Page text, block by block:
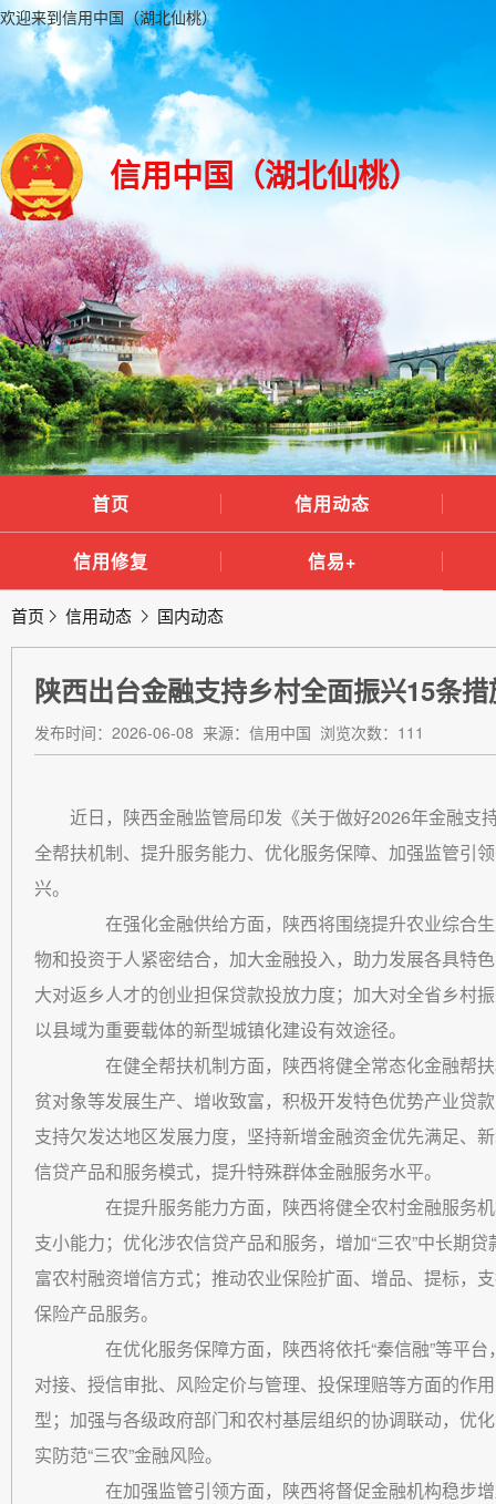
欢迎来到信用中国（湖北仙桃）
信用中国（湖北仙桃）
首页 信用动态
信用修复 信易+
首页 信用动态 国内动态
陕西出台金融支持乡村全面振兴15条措
发布时间：2026-06-08 来源：信用中国 浏览次数：111
近日，陕西金融监管局印发《关于做好2026年金融
全帮扶机制、提升服务能力、优化服务保障、加强监管引
兴。
在强化金融供给方面，陕西将围绕提升农业综合
物和投资于人紧密结合，加大金融投入，助力发展各具特
大对返乡人才的创业担保贷款投放力度；加大对全省乡村
以县域为重要载体的新型城镇化建设有效途径。
在健全帮扶机制方面，陕西将健全常态化金融帮
贫对象等发展生产、增收致富，积极开发特色优势产业贷
支持欠发达地区发展力度，坚持新增金融资金优先满足、
信贷产品和服务模式，提升特殊群体金融服务水平。
在提升服务能力方面，陕西将健全农村金融服务
支小能力；优化涉农信贷产品和服务，增加“三农”中长期
富农村融资增信方式；推动农业保险扩面、增品、提标，
保险产品服务。
在优化服务保障方面，陕西将依托“秦信融”等平台
对接、授信审批、风险定价与管理、投保理赔等方面的作
型；加强与各级政府部门和农村基层组织的协调联动，优
实防范“三农”金融风险。
在加强监管引领方面，陕西将督促金融机构稳步